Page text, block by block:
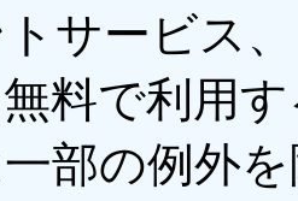
サービス
料で利用
部の例外